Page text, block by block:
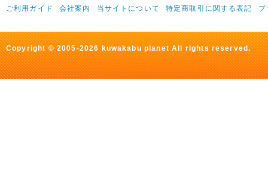
ご利用ガイド 会社案内 当サイトについて 特定商取引に関する表記 プ
Copyright © 2005-2026 kuwakabu planet All rights reserved.